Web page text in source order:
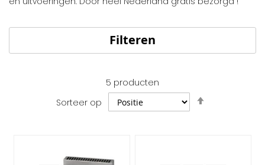
Filteren
5 producten
Sorteer op